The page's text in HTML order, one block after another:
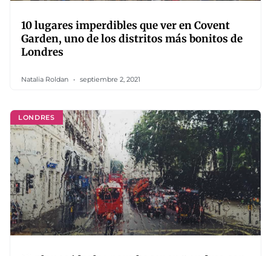
10 lugares imperdibles que ver en Covent
Garden, uno de los distritos más bonitos de
Londres
Natalia Roldan septiembre 2, 2021
LONDRES